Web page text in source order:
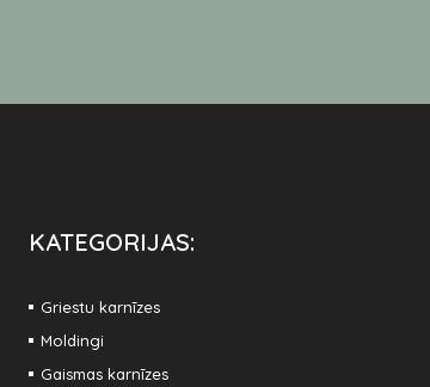
KATEGORIJAS:
Griestu karnīzes
Moldingi
Gaismas karnīzes